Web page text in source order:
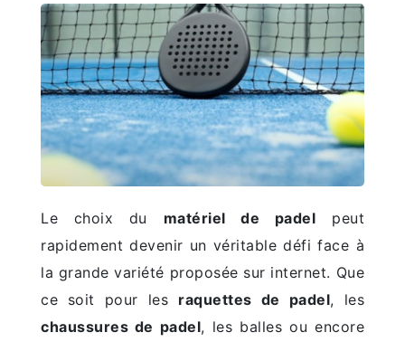
Le choix du matériel de padel peut
rapidement devenir un véritable défi face à
la grande variété proposée sur internet. Que
ce soit pour les raquettes de padel, les
chaussures de padel, les balles ou encore